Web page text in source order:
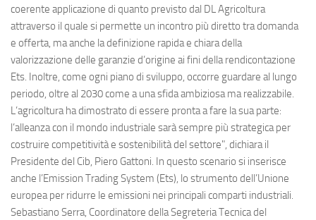
coerente applicazione di quanto previsto dal DL Agricoltura
attraverso il quale si permette un incontro più diretto tra domanda
e offerta, ma anche la definizione rapida e chiara della
valorizzazione delle garanzie d’origine ai fini della rendicontazione
Ets. Inoltre, come ogni piano di sviluppo, occorre guardare al lungo
periodo, oltre al 2030 come a una sfida ambiziosa ma realizzabile.
L’agricoltura ha dimostrato di essere pronta a fare la sua parte:
l’alleanza con il mondo industriale sarà sempre più strategica per
costruire competitività e sostenibilità del settore", dichiara il
Presidente del Cib, Piero Gattoni. In questo scenario si inserisce
anche l’Emission Trading System (Ets), lo strumento dell’Unione
europea per ridurre le emissioni nei principali comparti industriali.
Sebastiano Serra, Coordinatore della Segreteria Tecnica del